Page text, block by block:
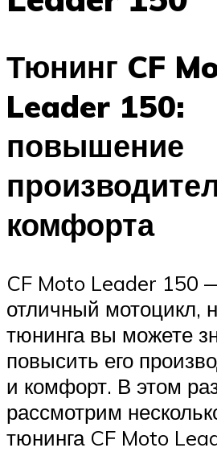
Тюнинг CF
Leader 150:
повышение
комфорта
CF Moto Leader 150
отличный мотоцикл,
тюнинга вы можете
повысить его
и комфорт. В этом
рассмотрим
тюнинга CF Moto